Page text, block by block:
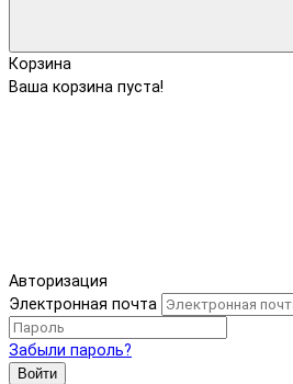
Корзина
Ваша корзина пуста!
Авторизация
Электронная почта
Забыли пароль?
Войти